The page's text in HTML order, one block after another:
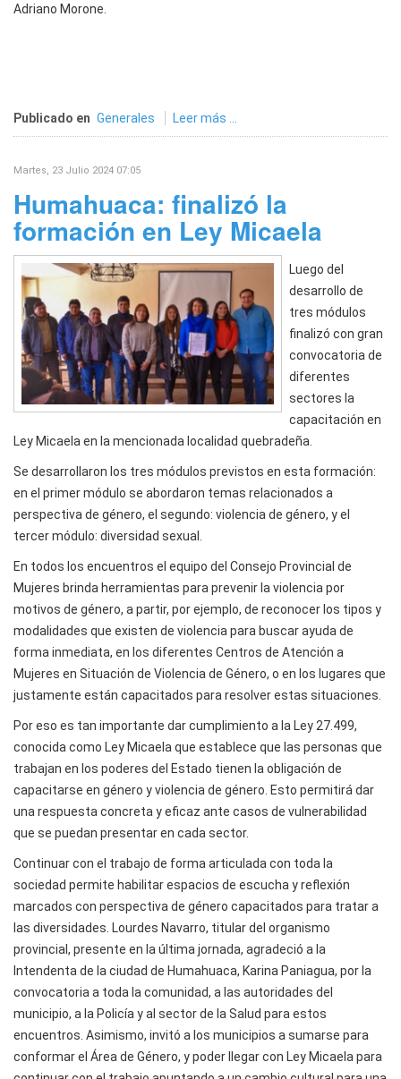
Adriano Morone.
Publicado en Generales Leer más ...
Martes, 23 Julio 2024 07:05
Humahuaca: finalizó la
formación en Ley Micaela
Luego del
desarrollo de
tres módulos
finalizó con gran
convocatoria de
diferentes
sectores la
capacitación en
Ley Micaela en la mencionada localidad quebradeña.
Se desarrollaron los tres módulos previstos en esta formación:
en el primer módulo se abordaron temas relacionados a
perspectiva de género, el segundo: violencia de género, y el
tercer módulo: diversidad sexual.
En todos los encuentros el equipo del Consejo Provincial de
Mujeres brinda herramientas para prevenir la violencia por
motivos de género, a partir, por ejemplo, de reconocer los tipos y
modalidades que existen de violencia para buscar ayuda de
forma inmediata, en los diferentes Centros de Atención a
Mujeres en Situación de Violencia de Género, o en los lugares que
justamente están capacitados para resolver estas situaciones.
Por eso es tan importante dar cumplimiento a la Ley 27.499,
conocida como Ley Micaela que establece que las personas que
trabajan en los poderes del Estado tienen la obligación de
capacitarse en género y violencia de género. Esto permitirá dar
una respuesta concreta y eficaz ante casos de vulnerabilidad
que se puedan presentar en cada sector.
Continuar con el trabajo de forma articulada con toda la
sociedad permite habilitar espacios de escucha y reflexión
marcados con perspectiva de género capacitados para tratar a
las diversidades. Lourdes Navarro, titular del organismo
provincial, presente en la última jornada, agradeció a la
Intendenta de la ciudad de Humahuaca, Karina Paniagua, por la
convocatoria a toda la comunidad, a las autoridades del
municipio, a la Policía y al sector de la Salud para estos
encuentros. Asimismo, invitó a los municipios a sumarse para
conformar el Área de Género, y poder llegar con Ley Micaela para